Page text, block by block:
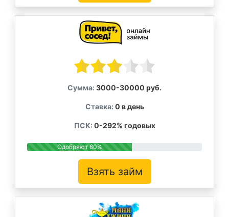
Сумма: 3000-30000 руб.
Ставка: 0 в день
ПСК: 0-292% годовых
Одобряют 60%
Взять займ